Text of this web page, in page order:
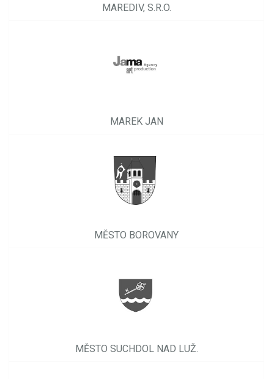
MAREDIV, S.R.O.
MAREK JAN
MĚSTO BOROVANY
MĚSTO SUCHDOL NAD LUŽ.